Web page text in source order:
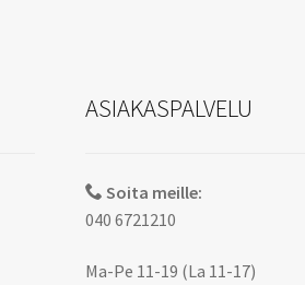
ASIAKASPALVELU
Soita meille:
040 6721210
Ma-Pe 11-19 (La 11-17)